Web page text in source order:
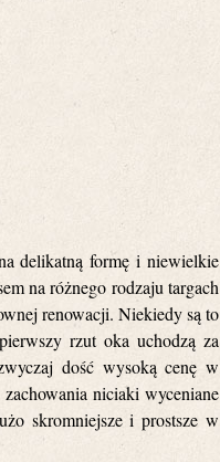
delikatną formę i niewielkie
na różnego rodzaju targach
renowacji. Niekiedy są to
rzut oka uchodzą za
dość wysoką cenę w
niciaki wyceniane
skromniejsze i prostsze w